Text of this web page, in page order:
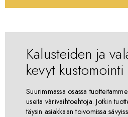
Kalusteiden ja
kevyt kustomointi
Suurimmassa osassa
useita värivaihtoehtoja. Jotkin
täysin asiakkaan toivomissa